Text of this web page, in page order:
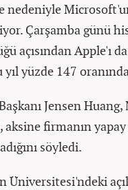
nedeniyle
Çarşamba günü
açısından Apple'ı
yüzde 147
Jensen
aksine firmanın
söyledi.
Üniversitesi'ndeki